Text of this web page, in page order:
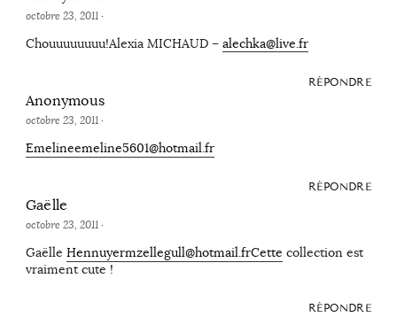
octobre 23, 2011·
Chouuuuuuuu!Alexia MICHAUD – alechka@live.fr
RÉPONDRE
Anonymous
octobre 23, 2011·
Emelineemeline5601@hotmail.fr
RÉPONDRE
Gaëlle
octobre 23, 2011·
Gaëlle Hennuyermzellegull@hotmail.frCette collection est
vraiment cute !
RÉPONDRE